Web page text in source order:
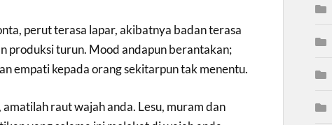
perut terasa lapar, akibatnya badan terasa
produksi turun. Mood andapun berantakan;
empati kepada orang sekitarpun tak menentu.
raut wajah anda. Lesu, muram dan